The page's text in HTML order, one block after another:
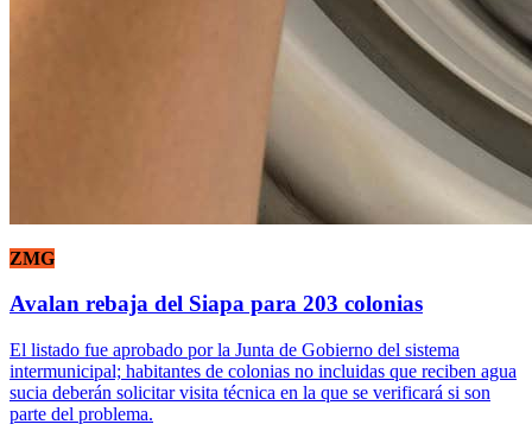
ZMG
Avalan rebaja del Siapa para 203 colonias
El listado fue aprobado por la Junta de Gobierno del sistema
intermunicipal; habitantes de colonias no incluidas que reciben agua
sucia deberán solicitar visita técnica en la que se verificará si son
parte del problema.